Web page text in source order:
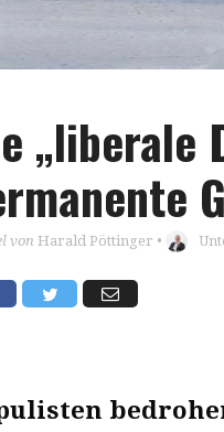
„liberale
von Harald Pöttinger •